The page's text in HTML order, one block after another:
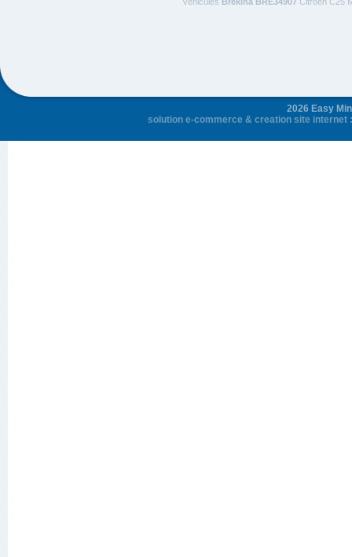
2026 Easy
solution e-commerce & creation site internet